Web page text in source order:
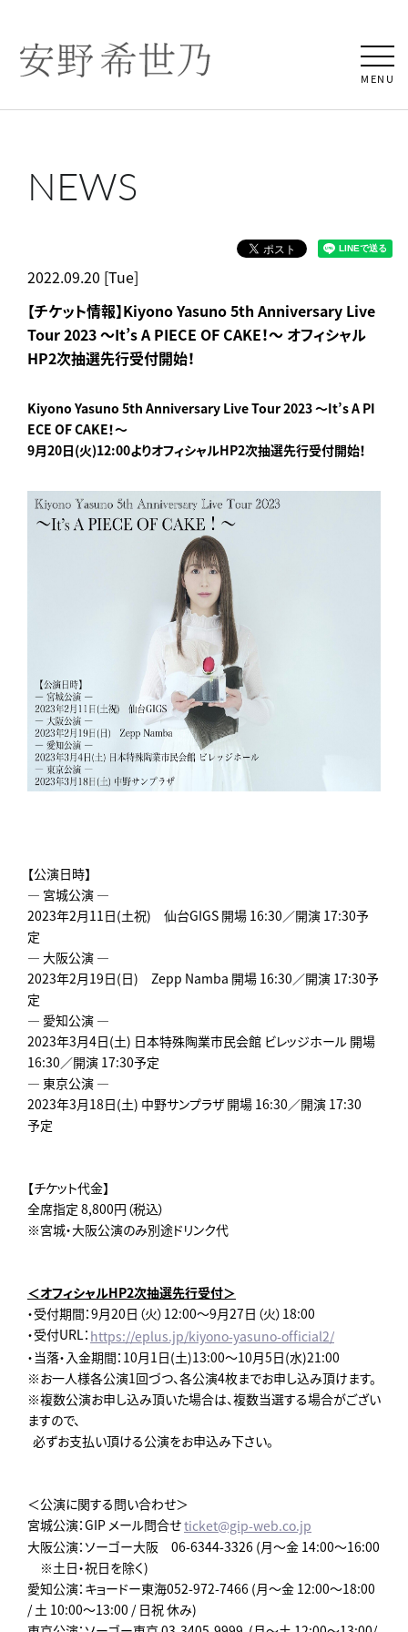
MENU
NEWS
2022.09.20 [Tue]
【チケット情報】Kiyono Yasuno 5th Anniversary Live
Tour 2023 ～It’s A PIECE OF CAKE！～ オフィシャル
HP2次抽選先行受付開始！
Kiyono Yasuno 5th Anniversary Live Tour 2023 ～It’s A PI
ECE OF CAKE！～
9月20日(火)12:00よりオフィシャルHP2次抽選先行受付開始！
【公演日時】
― 宮城公演 ―
2023年2月11日(土祝) 仙台GIGS 開場 16:30／開演 17:30予
定
― 大阪公演 ―
2023年2月19日(日) Zepp Namba 開場 16:30／開演 17:30予
定
― 愛知公演 ―
2023年3月4日(土) 日本特殊陶業市民会館 ビレッジホール 開場
16:30／開演 17:30予定
― 東京公演 ―
2023年3月18日(土) 中野サンプラザ 開場 16:30／開演 17:30
予定
【チケット代金】
全席指定 8,800円（税込）
※宮城・大阪公演のみ別途ドリンク代
＜オフィシャルHP2次抽選先行受付＞
・受付期間：9月20日（火）12:00～9月27日（火）18:00
・受付URL： https://eplus.jp/kiyono-yasuno-official2/
・当落・入金期間：10月1日(土)13:00～10月5日(水)21:00
※お一人様各公演1回づつ、各公演4枚までお申し込み頂けます。
※複数公演お申し込み頂いた場合は、複数当選する場合がござい
ますので、
必ずお支払い頂ける公演をお申込み下さい。
＜公演に関する問い合わせ＞
宮城公演：GIP メール問合せticket@gip-web.co.jp
大阪公演：ソーゴー大阪 06-6344-3326 (月～金 14:00～16:00
※土日・祝日を除く)
愛知公演：キョードー東海052-972-7466 (月～金 12:00～18:00
/ 土 10:00～13:00 / 日祝 休み)